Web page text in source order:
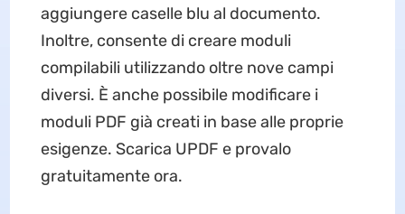
aggiungere caselle blu al documento.
Inoltre, consente di creare moduli
compilabili utilizzando oltre nove campi
diversi. È anche possibile modificare i
moduli PDF già creati in base alle proprie
esigenze. Scarica UPDF e provalo
gratuitamente ora.